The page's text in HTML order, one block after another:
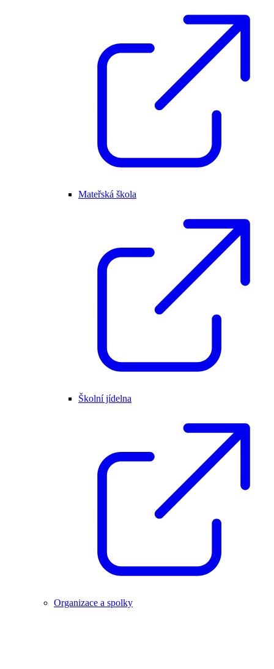
Mateřská škola
Školní jídelna
Organizace a spolky